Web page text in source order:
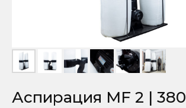
Аспирация MF 2 |